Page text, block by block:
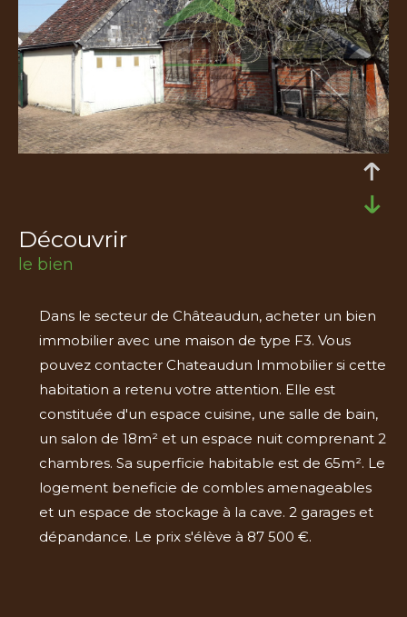
découvrir
le bien
Dans le secteur de Châteaudun, acheter un bien
immobilier avec une maison de type F3. Vous
pouvez contacter Chateaudun Immobilier si cette
habitation a retenu votre attention. Elle est
constituée d'un espace cuisine, une salle de bain,
un salon de 18m² et un espace nuit comprenant 2
chambres. Sa superficie habitable est de 65m². Le
logement beneficie de combles amenageables
et un espace de stockage à la cave. 2 garages et
dépandance. Le prix s'élève à 87 500 €.